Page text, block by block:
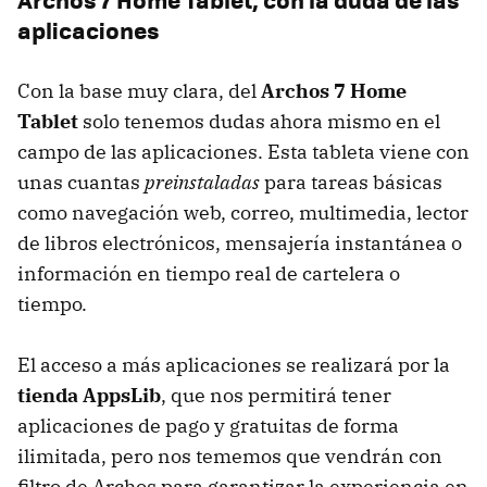
aplicaciones
Con la base muy clara, delArchos 7 Home
Tablet solo tenemos dudas ahora mismo en el
campo de las aplicaciones. Esta tableta viene con
unas cuantas preinstaladaspara tareas básicas
como navegación web, correo, multimedia, lector
de libros electrónicos, mensajería instantánea o
información en tiempo real de cartelera o
tiempo.
El acceso a más aplicaciones se realizará por la
tienda AppsLib, que nos permitirá tener
aplicaciones de pago y gratuitas de forma
ilimitada, pero nos tememos que vendrán con